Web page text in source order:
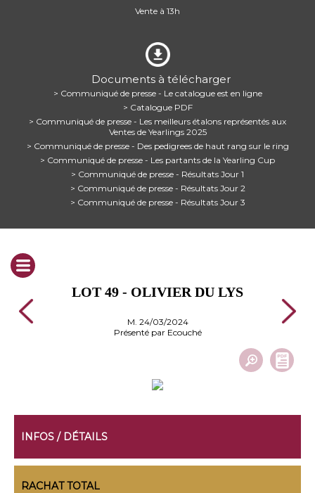
Vente à 13h
Documents à télécharger
> Communiqué de presse - Le catalogue est en ligne
> Catalogue PDF
> Communiqué de presse - Les meilleurs étalons représentés aux
Ventes de Yearlings 2025
> Communiqué de presse - Des pedigrees de haut rang sur le ring
> Communiqué de presse - Les partants de la Yearling Cup
> Communiqué de presse - Résultats Jour 1
> Communiqué de presse - Résultats Jour 2
> Communiqué de presse - Résultats Jour 3
LOT 49 - OLIVIER DU LYS
M. 24/03/2024
Présenté par Ecouché
INFOS / DÉTAILS
RACHAT TOTAL